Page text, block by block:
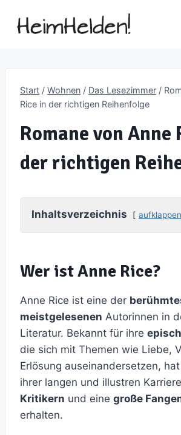
Inhalt
Start / Wohnen / Das Lesezimmer /
Rice in der richtigen Reihenfolge
Romane von Anne
der richtigen
Inhaltsverzeichnis aufklappen
Wer ist Anne Rice?
Anne Rice ist eine der
meistgelesenen Autorinnen in
Literatur. Bekannt für ihre
die sich mit Themen wie Liebe,
Erlösung auseinandersetzen,
ihrer langen und illustren Karriere
Kritikern und eine große
erhalten.